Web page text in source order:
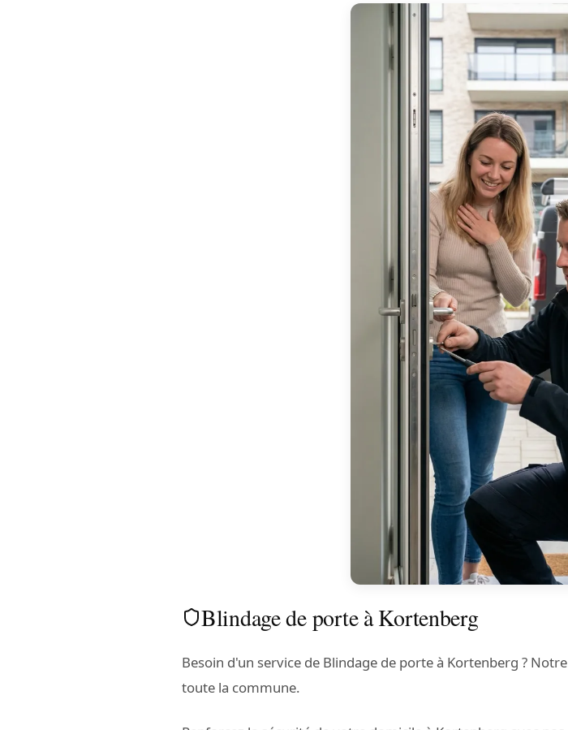
Blindage de porte à Kortenberg
Besoin d'un service de Blindage de porte à Kortenberg ?
toute la commune.